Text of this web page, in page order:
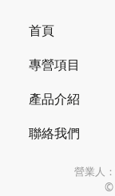
首頁
專營項目
產品介紹
聯絡我們
營業人：
©